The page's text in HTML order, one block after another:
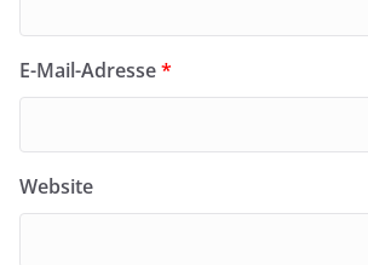
E-Mail-Adresse*
Website